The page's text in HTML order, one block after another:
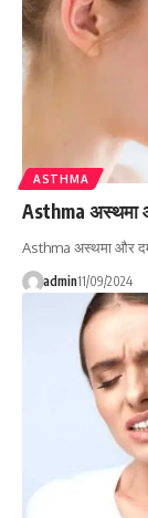
ASTHMA
Asthma अस्थमा
Asthma अस्थमा और
admin11/09/2024